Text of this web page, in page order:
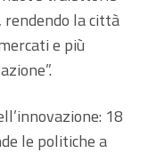
la città
e più
18
le politiche a